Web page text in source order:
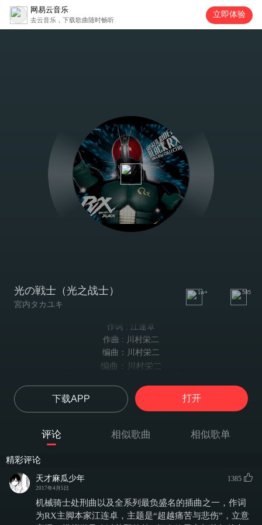
网易云音乐
去云音乐，下载歌曲随时畅听
立即体验
光の戦士（光之战士）
宮内タカユキ
1w+ 585
作词 : 江連卓
作曲 : 川村栄二
编曲：川村栄二
编曲：川村栄二
你就是光之战士 充满昂扬斗志
胸には花 心に愛 あふれさせ
心中开满花 心中充满爱
你就是光辉战士 燃烧的双瞳 闪闪发光
悲しみに 出会ったら
若遇见悲伤
下载APP 打开
评论 相似歌曲 相似歌单
精彩评论
天才麻瓜少年
2017年4月5日
1385
机械骑士处刑曲以及全系列最负盛名的插曲之一，作词
为RX主脚本家江连卓，主题是“超越痛苦与悲伤”，立意